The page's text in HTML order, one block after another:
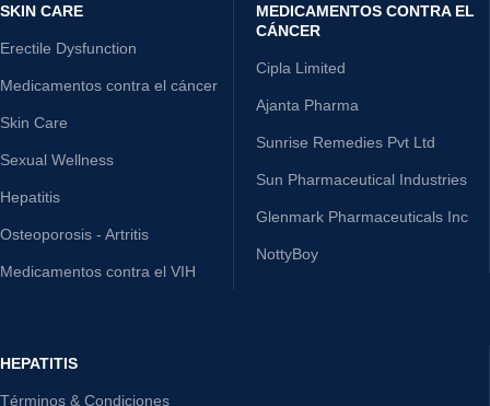
SKIN CARE
Erectile Dysfunction
Medicamentos contra el cáncer
Skin Care
Sexual Wellness
Hepatitis
Osteoporosis - Artritis
Medicamentos contra el VIH
MEDICAMENTOS CONTRA EL
CÁNCER
Cipla Limited
Ajanta Pharma
Sunrise Remedies Pvt Ltd
Sun Pharmaceutical Industries
Glenmark Pharmaceuticals Inc
NottyBoy
HEPATITIS
Términos & Condiciones